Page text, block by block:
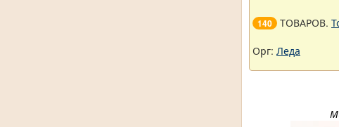
140 ТОВАРОВ.
Орг: Леда